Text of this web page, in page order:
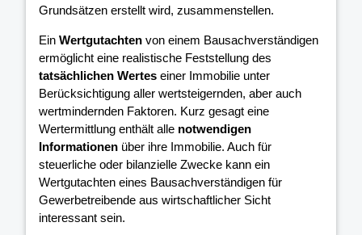
Grundsätzen erstellt wird, zusammenstellen.
Ein Wertgutachten von einem Bausachverständigen
ermöglicht eine realistische Feststellung des
tatsächlichen Wertes einer Immobilie unter
Berücksichtigung aller wertsteigernden, aber auch
wertmindernden Faktoren. Kurz gesagt eine
Wertermittlung enthält alle notwendigen
Informationen über ihre Immobilie. Auch für
steuerliche oder bilanzielle Zwecke kann ein
Wertgutachten eines Bausachverständigen für
Gewerbetreibende aus wirtschaftlicher Sicht
interessant sein.